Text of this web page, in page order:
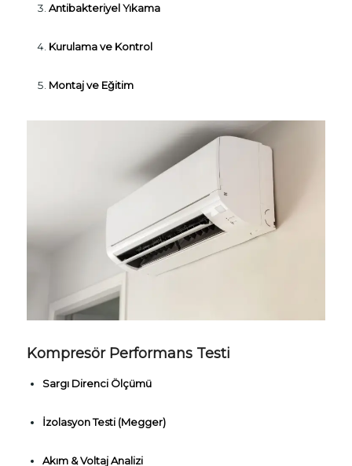
Antibakteriyel Yıkama
Kurulama ve Kontrol
Montaj ve Eğitim
Kompresör Performans Testi
Sargı Direnci Ölçümü
İzolasyon Testi (Megger)
Akım & Voltaj Analizi